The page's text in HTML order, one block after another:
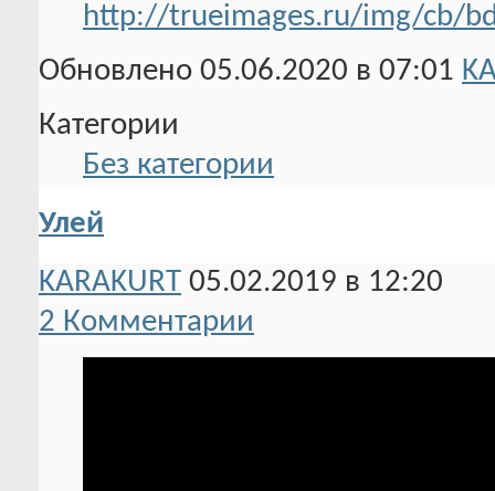
http://trueimages.ru/img/cb/
Обновлено 05.06.2020 в 07:01
Категории
Без категории
Улей
KARAKURT 05.02.2019 в 12:20
2 Комментарии